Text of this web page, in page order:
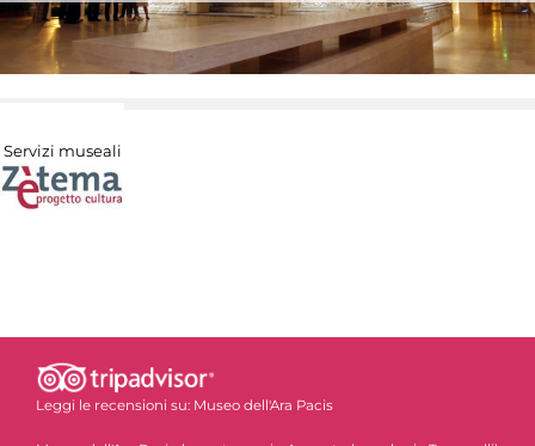
Servizi museali
Leggi le recensioni su: Museo dell'Ara Pacis